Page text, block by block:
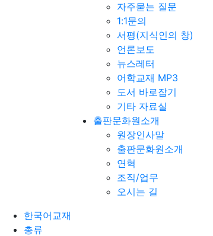
자주묻는 질문
1:1문의
서평(지식인의 창)
언론보도
뉴스레터
어학교재 MP3
도서 바로잡기
기타 자료실
출판문화원소개
원장인사말
출판문화원소개
연혁
조직/업무
오시는 길
한국어교재
총류